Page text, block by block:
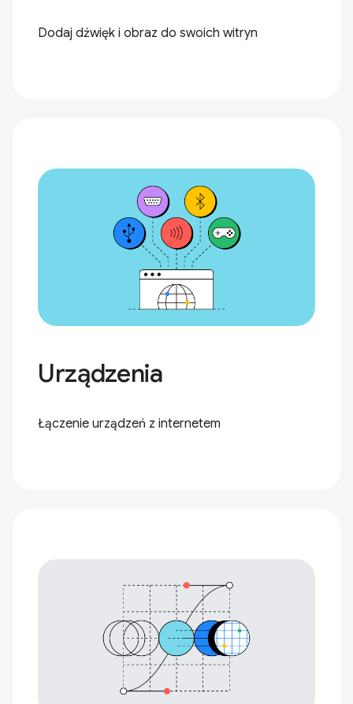
Dodaj dźwięk i obraz do swoich witryn
Urządzenia
Łączenie urządzeń z internetem